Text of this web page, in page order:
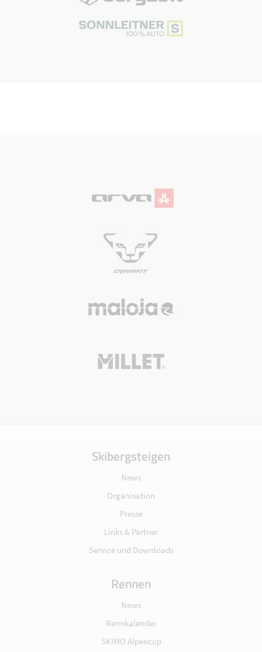
Skibergsteigen
News
Organisation
Presse
Links & Partner
Service und Downloads
Rennen
News
Rennkalender
SKIMO Alpencup